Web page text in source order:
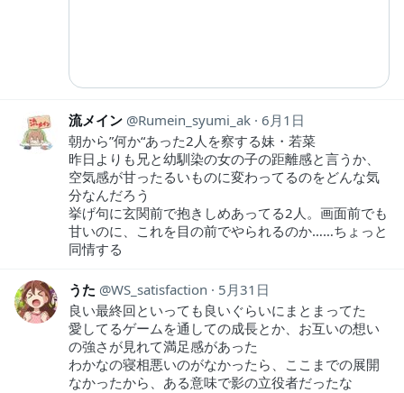
流メイン Rumein_syumi_ak 6月1日
朝から”何か“あった2人を察する妹・若菜
昨日よりも兄と幼馴染の女の子の距離感と言うか、
空気感が甘ったるいものに変わってるのをどんな気
分なんだろう
挙げ句に玄関前で抱きしめあってる2人。画面前でも
甘いのに、これを目の前でやられるのか……ちょっと
同情する
うた WS_satisfaction
5月31日
良い最終回といっても良いぐらいにまとまってた
愛してるゲームを通しての成長とか、お互いの想い
の強さが見れて満足感があった
わかなの寝相悪いのがなかったら、ここまでの展開
なかったから、ある意味で影の立役者だったな